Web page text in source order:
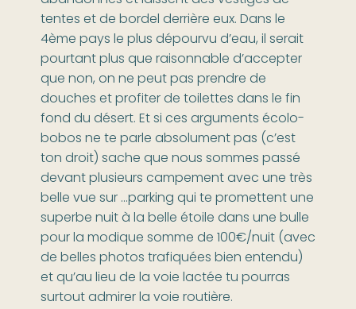
tentes et de bordel derrière eux. Dans le
4ème pays le plus dépourvu d’eau, il serait
pourtant plus que raisonnable d’accepter
que non, on ne peut pas prendre de
douches et profiter de toilettes dans le fin
fond du désert. Et si ces arguments écolo-
bobos ne te parle absolument pas (c’est
ton droit) sache que nous sommes passé
devant plusieurs campement avec une très
belle vue sur …parking qui te promettent une
superbe nuit à la belle étoile dans une bulle
pour la modique somme de 100€/nuit (avec
de belles photos trafiquées bien entendu)
et qu’au lieu de la voie lactée tu pourras
surtout admirer la voie routière.